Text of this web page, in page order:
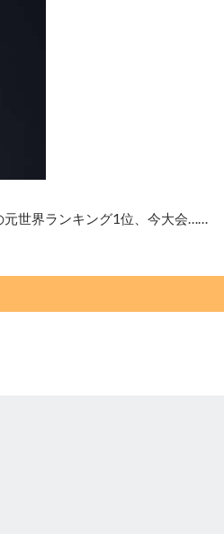
元世界ランキング1位、今大会……